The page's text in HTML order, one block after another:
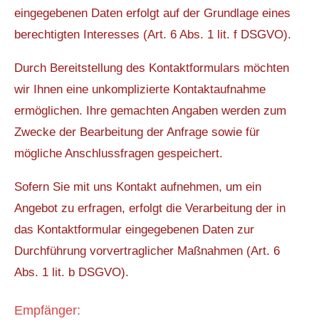
eingegebenen Daten erfolgt auf der Grundlage eines
berechtigten Interesses (Art. 6 Abs. 1 lit. f DSGVO).
Durch Bereitstellung des Kontaktformulars möchten
wir Ihnen eine unkomplizierte Kontaktaufnahme
ermöglichen. Ihre gemachten Angaben werden zum
Zwecke der Bearbeitung der Anfrage sowie für
mögliche Anschlussfragen gespeichert.
Sofern Sie mit uns Kontakt aufnehmen, um ein
Angebot zu erfragen, erfolgt die Verarbeitung der in
das Kontaktformular eingegebenen Daten zur
Durchführung vorvertraglicher Maßnahmen (Art. 6
Abs. 1 lit. b DSGVO).
Empfänger: